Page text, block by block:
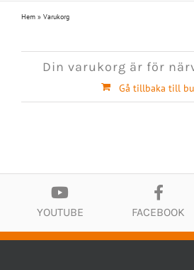
Hem » Varukorg
Din varukorg är för
Gå tillbaka till
YOUTUBE FACEBOOK